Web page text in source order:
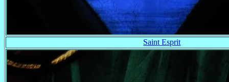
Saint Esprit